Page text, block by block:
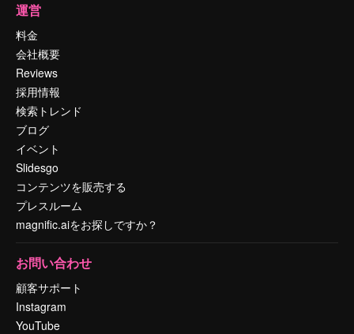
運営
料金
会社概要
Reviews
採用情報
検索トレンド
ブログ
イベント
Slidesgo
コンテンツを販売する
プレスルーム
magnific.aiをお探しですか？
お問い合わせ
顧客サポート
Instagram
YouTube